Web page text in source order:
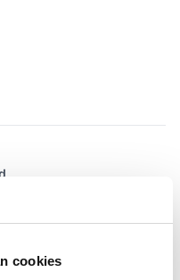
cookies